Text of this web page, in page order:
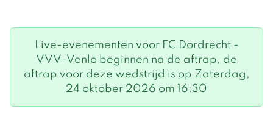
Live-evenementen voor FC Dordrecht -
VVV-Venlo beginnen na de aftrap, de
aftrap voor deze wedstrijd is op Zaterdag,
24 oktober 2026 om 16:30